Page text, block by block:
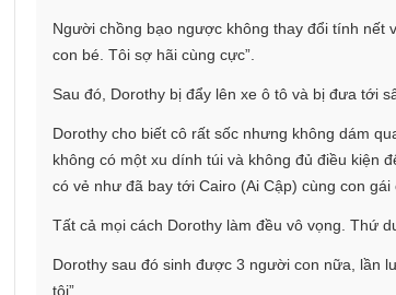
Người chồng bạo ngược không thay đổi tính nết
con bé. Tôi sợ hãi cùng cực”.
Sau đó, Dorothy bị đẩy lên xe ô tô và bị đưa tới
Dorothy cho biết cô rất sốc nhưng không dám
không có một xu dính túi và không đủ điều kiện
có vẻ như đã bay tới Cairo (Ai Cập) cùng con gái
Tất cả mọi cách Dorothy làm đều vô vọng. Thứ
Dorothy sau đó sinh được 3 người con nữa, lần
tôi”.